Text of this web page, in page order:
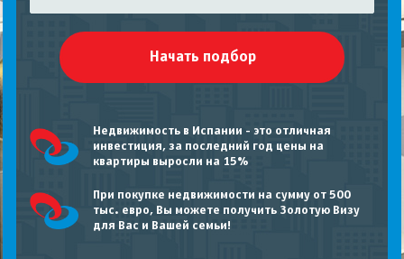
Недвижимость в Испании - это отличная
инвестиция, за последний год цены на
квартиры выросли на 15%
При покупке недвижимости на сумму от 500
тыс. евро, Вы можете получить Золотую Визу
для Вас и Вашей семьи!